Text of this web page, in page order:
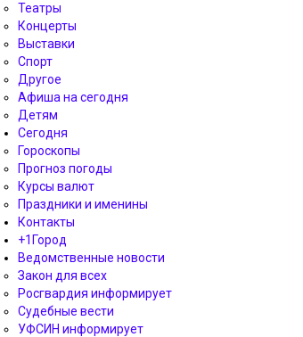
Театры
Концерты
Выставки
Спорт
Другое
Афиша на сегодня
Детям
Сегодня
Гороскопы
Прогноз погоды
Курсы валют
Праздники и именины
Контакты
+1Город
Ведомственные новости
Закон для всех
Росгвардия информирует
Судебные вести
УФСИН информирует